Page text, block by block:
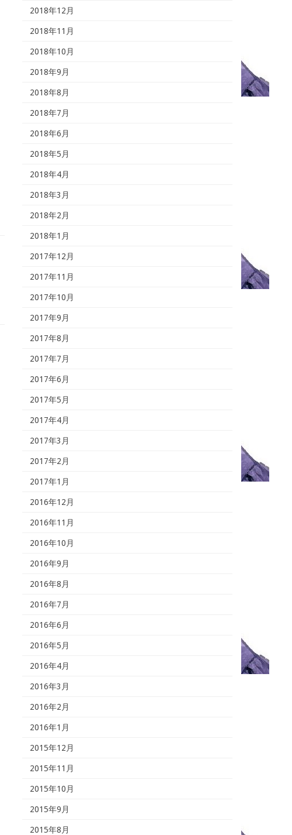
2018年12月
2018年11月
2018年10月
2018年9月
2018年8月
2018年7月
2018年6月
2018年5月
2018年4月
2018年3月
2018年2月
2018年1月
2017年12月
2017年11月
2017年10月
2017年9月
2017年8月
2017年7月
2017年6月
2017年5月
2017年4月
2017年3月
2017年2月
2017年1月
2016年12月
2016年11月
2016年10月
2016年9月
2016年8月
2016年7月
2016年6月
2016年5月
2016年4月
2016年3月
2016年2月
2016年1月
2015年12月
2015年11月
2015年10月
2015年9月
2015年8月